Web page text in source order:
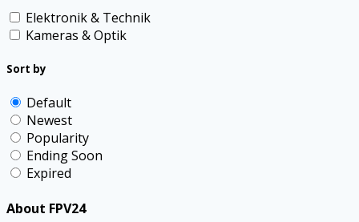
Elektronik & Technik
Kameras & Optik
Sort by
Default
Newest
Popularity
Ending Soon
Expired
About FPV24